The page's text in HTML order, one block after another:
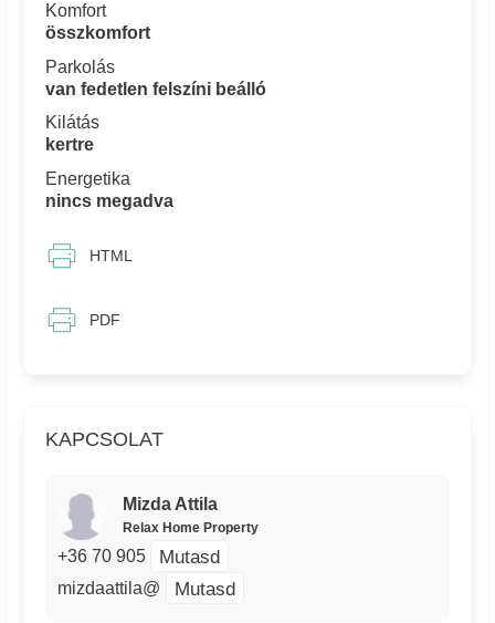
KAPCSOLAT
Mizda Attila
Relax Home Property
+36 70 905 Mutasd
mizdaattila@ Mutasd
Komfort
összkomfort
Parkolás
van fedetlen felszíni beálló
Kilátás
kertre
Energetika
nincs megadva
HTML
PDF